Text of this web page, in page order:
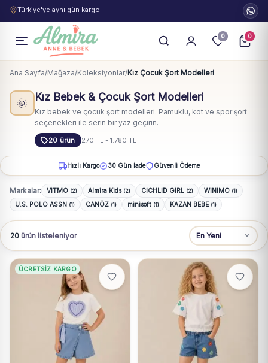
Türkiye'ye aynı gün kargo
0 0
Ana Sayfa/Mağaza/Koleksiyonlar/Kız Çocuk Şort Modelleri
🌞 Kız Bebek & Çocuk Şort Modelleri
Kız bebek ve çocuk şort modelleri. Pamuklu, kot ve spor şort
seçenekleri ile serin bir yaz geçirin.
20 ürün 270 TL - 1.780 TL
Hızlı Kargo 30 Gün İade Güvenli Ödeme
Markalar: VİTMO (2) Almira Kids (2) CİCHLİD GİRL (2) WİNİMO (1)
U.S. POLO ASSN (1) CANÖZ (1) minisoft (1) KAZAN BEBE (1)
20 ürün listeleniyor
ÜCRETSIZ KARGO